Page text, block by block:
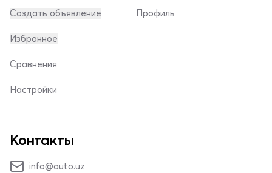
Создать объявление Профиль
Избранное
Сравнения
Настройки
Контакты
info@auto.uz